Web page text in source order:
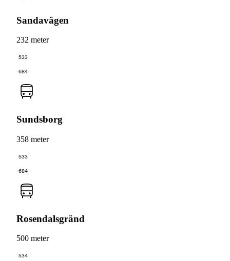
Sandavägen
232 meter
533
684
Sundsborg
358 meter
533
684
Rosendalsgränd
500 meter
534